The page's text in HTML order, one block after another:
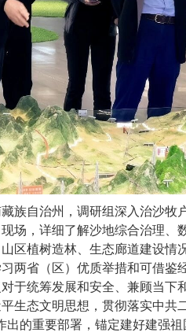
族自治州，调研组深入治沙牧
场，详细了解沙地综合治理、
区植树造林、生态廊道建设情
两省（区）优质举措和可借鉴经
于统筹发展和安全、兼顾当下
生态文明思想，贯彻落实中共
的重要部署，锚定建好建强祖